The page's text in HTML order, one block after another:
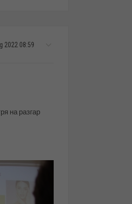
2022 08:59
на разгар
сам
очередь для